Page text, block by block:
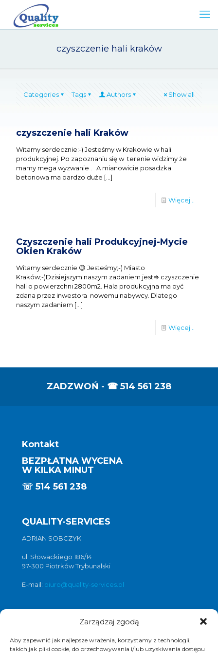
Zarządzaj zgodą
Aby zapewnić jak najlepsze wrażenia, korzystamy z technologii,
takich jak pliki cookie, do przechowywania i/lub uzyskiwania dostępu
czyszczenie hali kraków
Categories Tags Authors Show all
czyszczenie hali Kraków
Witamy serdecznie:-) Jesteśmy w Krakowie w hali
produkcyjnej. Po zapoznaniu się w terenie widzimy że
mamy mega wyzwanie . A mianowicie posadzka
betonowa ma bardzo duże […]
Więcej...
Czyszczenie hali Produkcyjnej-Mycie
Okien Kraków
Witamy serdecznie 😉 Jesteśmy;-) Miasto
Kraków;-)Dzisiejszym naszym zadaniem jest⇒ czyszczenie
hali o powierzchni 2800m2. Hala produkcyjna ma być
zdana przez inwestora nowemu nabywcy. Dlatego
naszym zadaniem […]
Więcej...
ZADZWOŃ - ☎ 514 561 238
Kontakt
BEZPŁATNA WYCENA
W KILKA MINUT
☏ 514 561 238
QUALITY-SERVICES
ADRIAN SOBCZYK
ul. Słowackiego 186/14
97-300 Piotrków Trybunalski
E-mail: biuro@quality-services.pl
Oferta usług czyszczenia posadzek i
czyszczenie posadzek Warszawa,